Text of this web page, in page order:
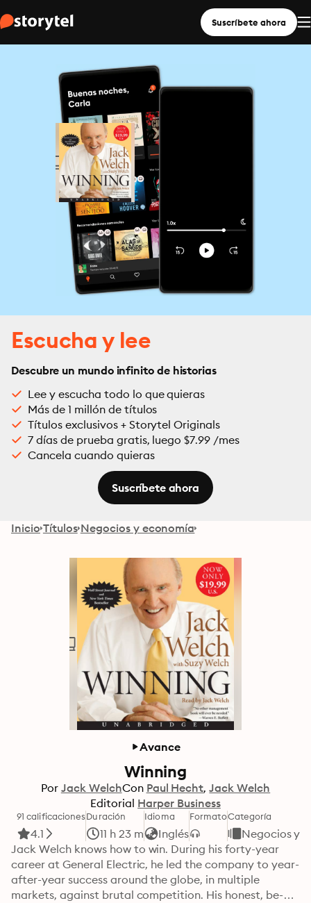
Suscríbete ahora
Escucha y lee
Descubre un mundo infinito de historias
Lee y escucha todo lo que quieras
Más de 1 millón de títulos
Títulos exclusivos + Storytel Originals
7 días de prueba gratis, luego $7.99 /mes
Cancela cuando quieras
Suscríbete ahora
Inicio Títulos Negocios y economía
Avance
Winning
Por Jack WelchCon Paul Hecht Jack Welch
Editorial Harper Business
91 calificaciones
4.1
Duración
11 h 23 m
Idioma
Inglés
FormatoCategoría
Negocios y
Jack Welch knows how to win. During his forty-year
career at General Electric, he led the company to year-
after-year success around the globe, in multiple
markets, against brutal competition. His honest, be-